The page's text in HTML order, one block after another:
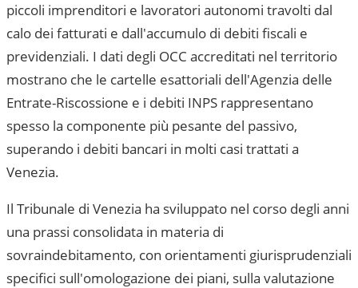
piccoli imprenditori e lavoratori autonomi travolti dal
calo dei fatturati e dall'accumulo di debiti fiscali e
previdenziali. I dati degli OCC accreditati nel territorio
mostrano che le cartelle esattoriali dell'Agenzia delle
Entrate-Riscossione e i debiti INPS rappresentano
spesso la componente più pesante del passivo,
superando i debiti bancari in molti casi trattati a
Venezia.
Il Tribunale di Venezia ha sviluppato nel corso degli anni
una prassi consolidata in materia di
sovraindebitamento, con orientamenti giurisprudenziali
specifici sull'omologazione dei piani, sulla valutazione